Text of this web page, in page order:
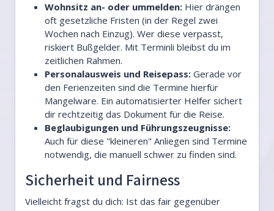
Wohnsitz an- oder ummelden: Hier drängen
oft gesetzliche Fristen (in der Regel zwei
Wochen nach Einzug). Wer diese verpasst,
riskiert Bußgelder. Mit Terminli bleibst du im
zeitlichen Rahmen.
Personalausweis und Reisepass: Gerade vor
den Ferienzeiten sind die Termine hierfür
Mangelware. Ein automatisierter Helfer sichert
dir rechtzeitig das Dokument für die Reise.
Beglaubigungen und Führungszeugnisse:
Auch für diese "kleineren" Anliegen sind Termine
notwendig, die manuell schwer zu finden sind.
Sicherheit und Fairness
Vielleicht fragst du dich: Ist das fair gegenüber